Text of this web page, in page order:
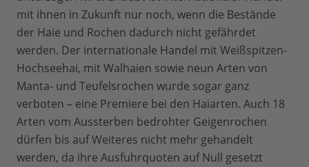
mit ihnen in Zukunft nur noch, wenn die Bestände
der Haie und Rochen dadurch nicht gefährdet
werden. Der internationale Handel mit Weißspitzen-
Hochseehai, mit Walhaien sowie neun Arten von
Manta- und Teufelsrochen wurde sogar ganz
verboten – eine Premiere bei den Haiarten. Auch 18
Arten vom Aussterben bedrohter Geigenrochen
dürfen bis auf Weiteres nicht mehr gehandelt
werden, da ihre Ausfuhrquoten auf Null gesetzt